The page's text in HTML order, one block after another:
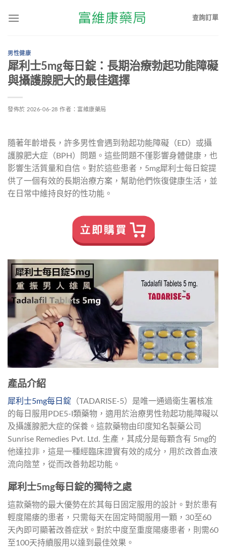
查詢訂單
男性健康
犀利士5mg每日錠：長期治療勃起功能障礙
與攝護腺肥大的最佳選擇
發佈於 2026-06-28 作者： 富維康藥局
隨著年齡增長，許多男性會遇到勃起功能障礙（ED）或攝
護腺肥大症（BPH）問題。這些問題不僅影響身體健康，也
影響生活質量和自信。對於這些患者，5mg犀利士每日錠提
供了一個有效的長期治療方案，幫助他們恢復健康生活，並
在日常中維持良好的性功能。
產品介紹
犀利士5mg每日錠 （TADARISE-5）是唯一通過衛生署核准
的每日服用PDE5-I類藥物，適用於治療男性勃起功能障礙以
及攝護腺肥大症的保養。這款藥物由印度知名製藥公司
Sunrise Remedies Pvt. Ltd. 生產，其成分是每顆含有 5mg的
他達拉非，這是一種經臨床證實有效的成分，用於改善血液
流向陰莖，從而改善勃起功能。
犀利士5mg每日錠的獨特之處
這款藥物的最大優勢在於其每日固定服用的設計。對於患有
輕度陽痿的患者，只需每天在固定時間服用一顆，30至60
天內即可顯著改善症狀。對於中度至重度陽痿患者，則需60
至100天持續服用以達到最佳效果。